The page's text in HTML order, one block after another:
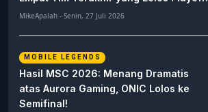
MikeApalah - Senin, 27 Juli 2026
MOBILE LEGENDS
Hasil MSC 2026: Menang Dramatis
atas Aurora Gaming, ONIC Lolos ke
Semifinal!